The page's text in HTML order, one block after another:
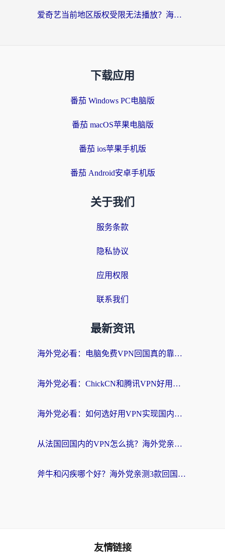
爱奇艺当前地区版权受限无法播放？海外党追剧看电影的终极解决方案来了
下载应用
番茄 Windows PC电脑版
番茄 macOS苹果电脑版
番茄 ios苹果手机版
番茄 Android安卓手机版
关于我们
服务条款
隐私协议
应用权限
联系我们
最新资讯
海外党必看：电脑免费VPN回国真的靠谱吗？附实测对比与最优方案指南
海外党必看：ChickCN和腾讯VPN好用吗？3招选对回国加速器，告别地区限制
海外党必看：如何选好用VPN实现国内资源无缝访问？从越南到全球都适用
从法国回国内的VPN怎么挑？海外党亲测：稳定、多端、安全才是关键
斧牛和闪疾哪个好？海外党亲测3款回国加速器，教你选到不踩坑的那一款
友情链接